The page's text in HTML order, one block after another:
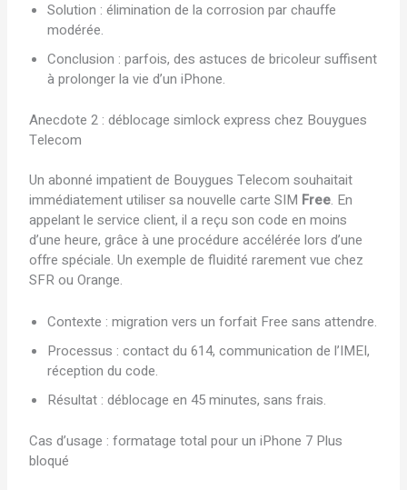
Solution : élimination de la corrosion par chauffe
modérée.
Conclusion : parfois, des astuces de bricoleur suffisent
à prolonger la vie d’un iPhone.
Anecdote 2 : déblocage simlock express chez Bouygues
Telecom
Un abonné impatient de Bouygues Telecom souhaitait
immédiatement utiliser sa nouvelle carte SIM Free. En
appelant le service client, il a reçu son code en moins
d’une heure, grâce à une procédure accélérée lors d’une
offre spéciale. Un exemple de fluidité rarement vue chez
SFR ou Orange.
Contexte : migration vers un forfait Free sans attendre.
Processus : contact du 614, communication de l’IMEI,
réception du code.
Résultat : déblocage en 45 minutes, sans frais.
Cas d’usage : formatage total pour un iPhone 7 Plus
bloqué